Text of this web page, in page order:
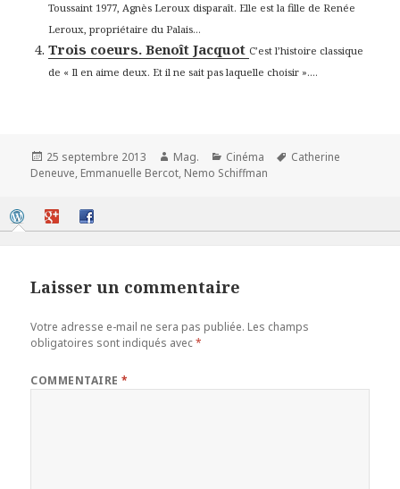
Toussaint 1977, Agnès Leroux disparaît. Elle est la fille de Renée
Leroux, propriétaire du Palais...
Trois coeurs. Benoît Jacquot C’est l’histoire classique
de « Il en aime deux. Et il ne sait pas laquelle choisir »....
Publié
le
25 septembre 2013 Auteur
Mag. Catégories
Cinéma
Mots-
Catherine
Deneuve, Emmanuelle Bercot, Nemo Schiffman
Laisser un commentaire
Votre adresse e-mail ne sera pas publiée. Les champs
obligatoires sont indiqués avec*
COMMENTAIRE*